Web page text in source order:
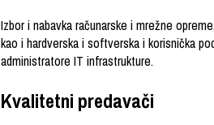
Izbor i nabavka računarske i mrežne
kao i hardverska i softverska i korisnička
administratore IT infrastrukture.
Kvalitetni predavači